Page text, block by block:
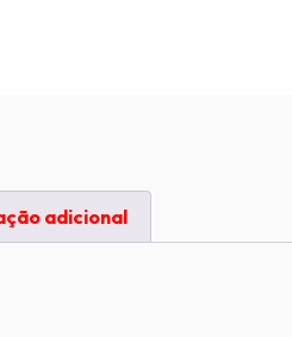
adicional